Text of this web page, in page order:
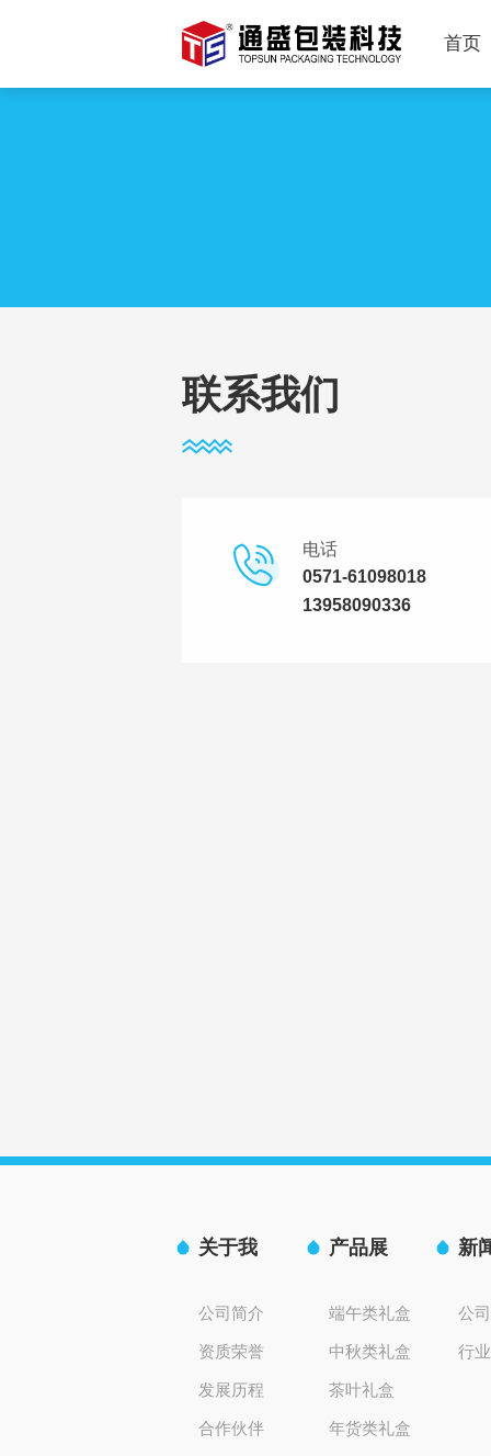
首页
联系我们
电话
0571-61098018
13958090336
关于我
公司简介
资质荣誉
发展历程
合作伙伴
产品展
端午类礼盒
中秋类礼盒
茶叶礼盒
年货类礼盒
新
公
行